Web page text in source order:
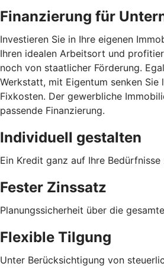
Finanzierung für
Investieren Sie in Ihre eigenen
Ihren idealen Arbeitsort und
noch von staatlicher Förderung.
Werkstatt, mit Eigentum senken Sie
Fixkosten. Der gewerbliche
passende Finanzierung.
Individuell gestalten
Ein Kredit ganz auf Ihre
Fester Zinssatz
Planungssicherheit über die
Flexible Tilgung
Unter Berücksichtigung von